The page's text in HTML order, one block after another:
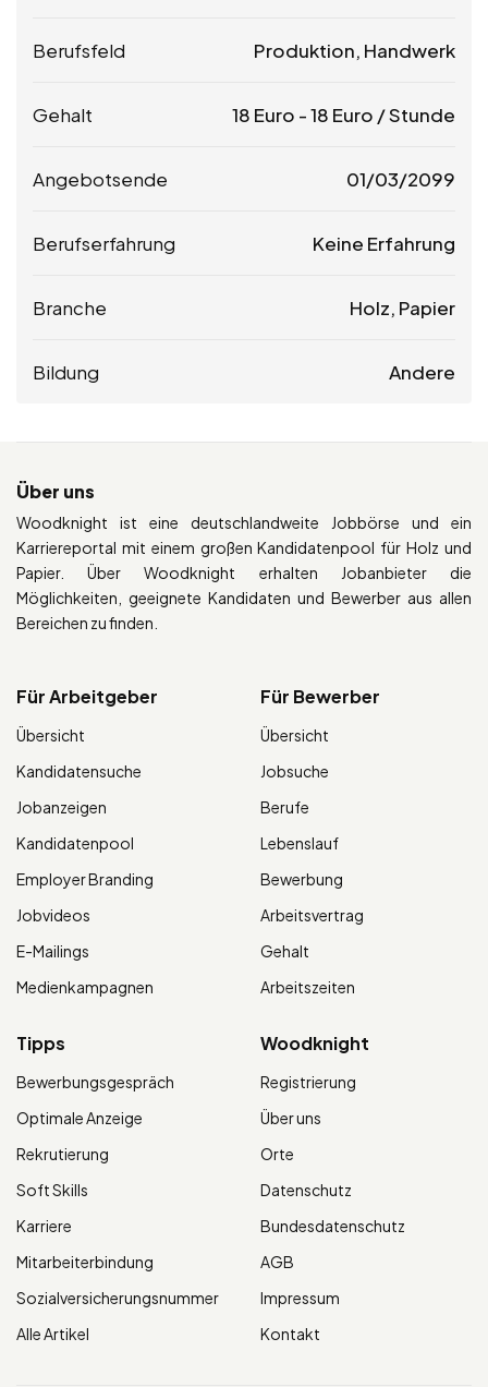
Berufsfeld Produktion, Handwerk
Gehalt 18 Euro -18 Euro / Stunde
Angebotsende 01/03/2099
Berufserfahrung Keine Erfahrung
Branche Holz, Papier
Bildung Andere
Über uns
Woodknight ist eine deutschlandweite Jobbörse und ein
Karriereportal mit einem großen Kandidatenpool für Holz und
Papier. Über Woodknight erhalten Jobanbieter die
Möglichkeiten, geeignete Kandidaten und Bewerber aus allen
Bereichen zu finden.
Für Arbeitgeber
Übersicht
Kandidatensuche
Jobanzeigen
Kandidatenpool
Employer Branding
Jobvideos
E-Mailings
Medienkampagnen
Für Bewerber
Übersicht
Jobsuche
Berufe
Lebenslauf
Bewerbung
Arbeitsvertrag
Gehalt
Arbeitszeiten
Tipps
Bewerbungsgespräch
Optimale Anzeige
Rekrutierung
Soft Skills
Karriere
Mitarbeiterbindung
Sozialversicherungsnummer
Alle Artikel
Woodknight
Registrierung
Über uns
Orte
Datenschutz
Bundesdatenschutz
AGB
Impressum
Kontakt